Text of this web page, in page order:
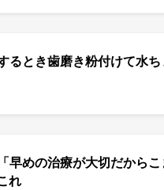
るとき歯磨き粉付けて水
早めの治療が大切だから
れ